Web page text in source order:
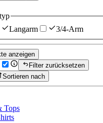
Langarm 3/4-Arm
anzeigen
Filter zurücksetzen
Sortieren nach
Tops